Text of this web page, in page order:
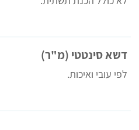
דשא סינטטי (מ"ר)
לפי עובי ואיכות.